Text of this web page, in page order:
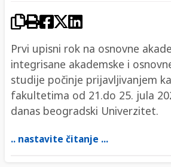
Prvi upisni rok na osnovne
integrisane akademske i
studije počinje prijavljivanjem
fakultetima od 21.do 25. jula
danas beogradski Univerzitet.
.. nastavite čitanje ...